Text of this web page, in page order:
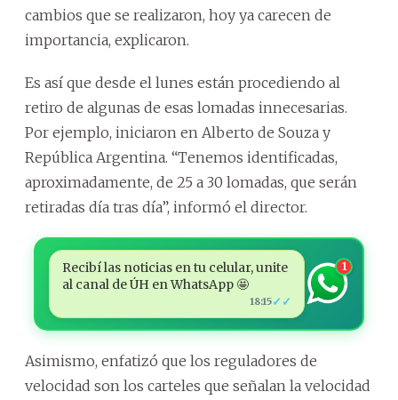
cambios que se realizaron, hoy ya carecen de
importancia, explicaron.
Es así que desde el lunes están procediendo al
retiro de algunas de esas lomadas innecesarias.
Por ejemplo, iniciaron en Alberto de Souza y
República Argentina. “Tenemos identificadas,
aproximadamente, de 25 a 30 lomadas, que serán
retiradas día tras día”, informó el director.
Recibí las noticias en tu celular, unite
al canal de ÚH en WhatsApp 🤩
18:15✓✓
1
Asimismo, enfatizó que los reguladores de
velocidad son los carteles que señalan la velocidad